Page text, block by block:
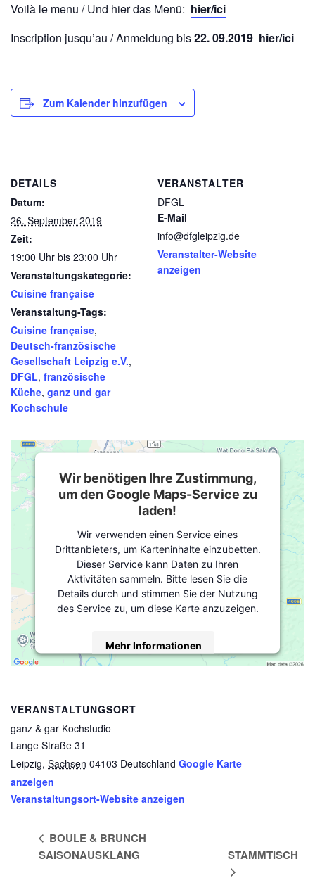
Voilà le menu / Und hier das Menü: hier/ici
Inscription jusqu’au / Anmeldung bis22. 09.2019 hier/ici
Zum Kalender hinzufügen
DETAILS
Datum:
26. September 2019
Zeit:
19:00 Uhr bis 23:00 Uhr
Veranstaltungskategorie:
Cuisine française
Veranstaltung-Tags:
Cuisine française,
Deutsch-französische
Gesellschaft Leipzig e.V.,
DFGL, französische
Küche, ganz und gar
Kochschule
VERANSTALTER
DFGL
E-Mail
info@dfgleipzig.de
Veranstalter-Website
anzeigen
VERANSTALTUNGSORT
ganz & gar Kochstudio
Lange Straße 31
Leipzig, Sachsen 04103 Deutschland Google Karte
anzeigen
Veranstaltungsort-Website anzeigen
Wir benötigen Ihre Zustimmung,
um den Google Maps-Service zu
laden!
Wir verwenden einen Service eines
Drittanbieters, um Karteninhalte einzubetten.
Dieser Service kann Daten zu Ihren
Aktivitäten sammeln. Bitte lesen Sie die
Details durch und stimmen Sie der Nutzung
des Service zu, um diese Karte anzuzeigen.
Mehr Informationen
powered byUsercentrics Consent
Management Platform
BOULE & BRUNCH
SAISONAUSKLANG
STAMMTISCH